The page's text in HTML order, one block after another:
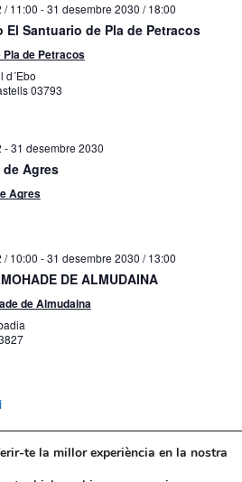
/ 11:00 -31 desembre 2030 / 18:00
El Santuario de Pla de Petracos
de Petracos
d´Ebo
03793
-31 desembre 2030
de Agres
Agres
/ 10:00 -31 desembre 2030 / 13:00
DE ALMUDAINA
de Almudaina
te la millor experiència en la nostra